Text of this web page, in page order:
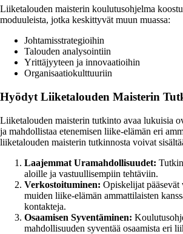
Liiketalouden maisterin koulutusohjelma
moduuleista, jotka keskittyvät muun muassa:
Johtamisstrategioihin
Talouden analysointiin
Yrittäjyyteen ja innovaatioihin
Organisaatiokulttuuriin
Hyödyt Liiketalouden Maisterin
Liiketalouden maisterin tutkinto avaa lukuisia
ja mahdollistaa etenemisen liike-elämän eri
liiketalouden maisterin tutkinnosta voivat
Laajemmat Uramahdollisuudet:
aloille ja vastuullisempiin tehtäviin.
Verkostoituminen: Opiskelijat pääsevät
muiden liike-elämän ammattilaisten
kontakteja.
Osaamisen Syventäminen:
mahdollisuuden syventää osaamista eri